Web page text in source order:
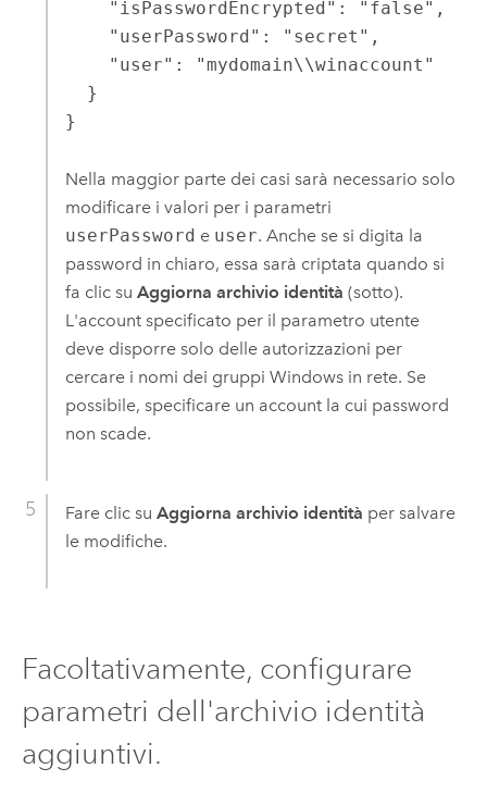
}
Nella maggior parte dei casi sarà necessario solo
modificare i valori per i parametri
userPassword e user. Anche se si digita la
password in chiaro, essa sarà criptata quando si
fa clic su Aggiorna archivio identità (sotto).
L'account specificato per il parametro utente
deve disporre solo delle autorizzazioni per
cercare i nomi dei gruppi Windowsin rete. Se
possibile, specificare un account la cui password
non scade.
Fare clic su Aggiorna archivio identità per salvare
le modifiche.
Facoltativamente, configurare
parametri dell'archivio identità
aggiuntivi.